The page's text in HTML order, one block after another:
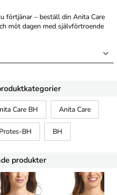
förtjänar – beställ din Anita Care
möt dagen med självförtroende
Care BH Anita Care
Protes-BH BH
produkter